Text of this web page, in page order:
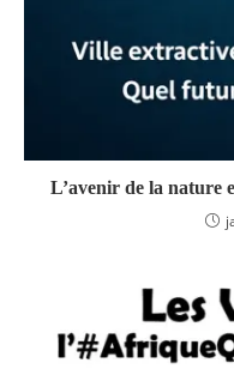
L’avenir de la nature